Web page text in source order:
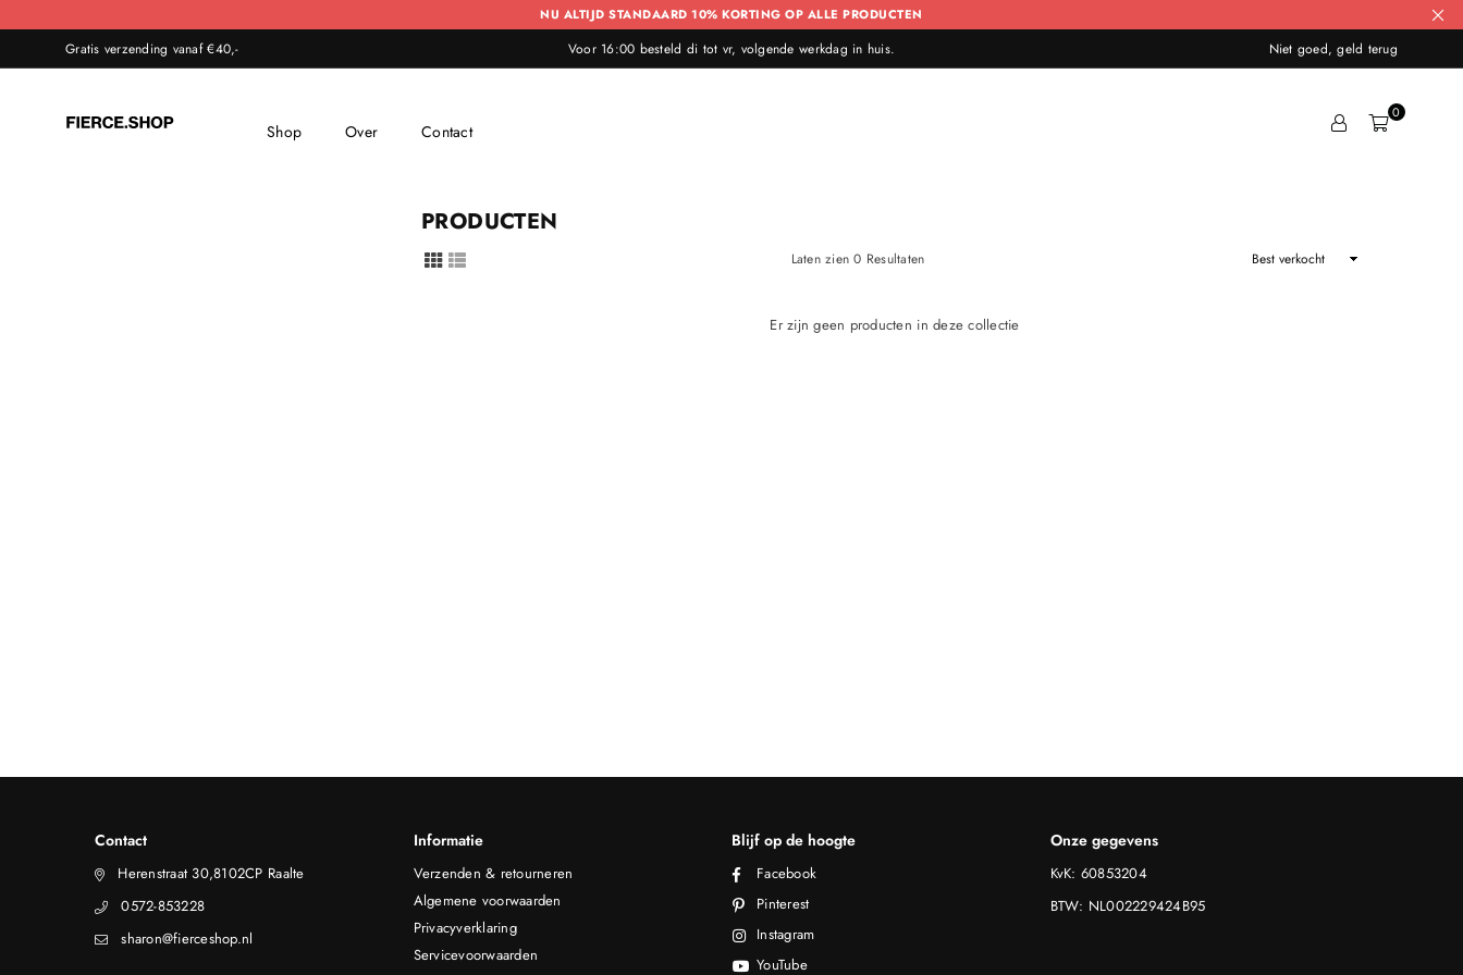
NU ALTIJD STANDAARD 10% KORTING OP ALLE PRODUCTEN
Gratis verzending vanaf €40,- Voor 16:00 besteld di tot vr, volgende werkdag in huis. Niet goed, geld terug
Shop Over Contact
0
PRODUCTEN
Laten zien 0 Resultaten
Sorteer
Er zijn geen producten in deze collectie
Contact
Herenstraat 30,8102CP Raalte
0572-853228
sharon@fierceshop.nl
Informatie
Verzenden & retourneren
Algemene voorwaarden
Privacyverklaring
Servicevoorwaarden
Blijf op de hoogte
Facebook
Pinterest
Instagram
YouTube
Onze gegevens
KvK: 60853204
BTW: NL002229424B95